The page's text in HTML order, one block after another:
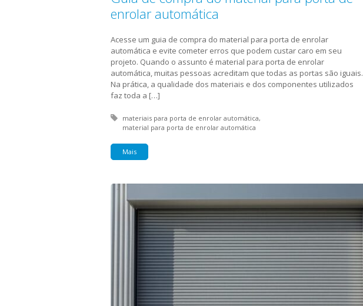
enrolar automática
Acesse um guia de compra do material para porta de enrolar
automática e evite cometer erros que podem custar caro em seu
projeto. Quando o assunto é material para porta de enrolar
automática, muitas pessoas acreditam que todas as portas são iguais.
Na prática, a qualidade dos materiais e dos componentes utilizados
faz toda a […]
Tagged with:
materiais para porta de enrolar automática
material para porta de enrolar automática
Mais